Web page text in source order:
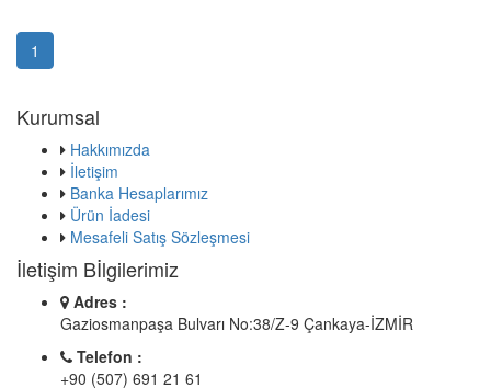
1
Kurumsal
Hakkımızda
İletişim
Banka Hesaplarımız
Ürün İadesi
Mesafeli Satış Sözleşmesi
İletişim Bİlgilerimiz
Adres :
Gaziosmanpaşa Bulvarı No:38/Z-9 Çankaya-İZMİR
Telefon :
+90 (507) 691 21 61